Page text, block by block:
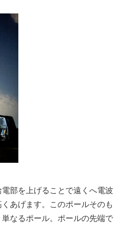
部を上げることで遠くへ電波
あげます。このポールそのも
なるポール。ポールの先端で